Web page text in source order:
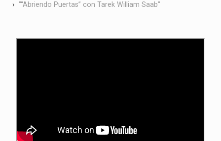
"“Abriendo Puertas” con Tarek William Saab"